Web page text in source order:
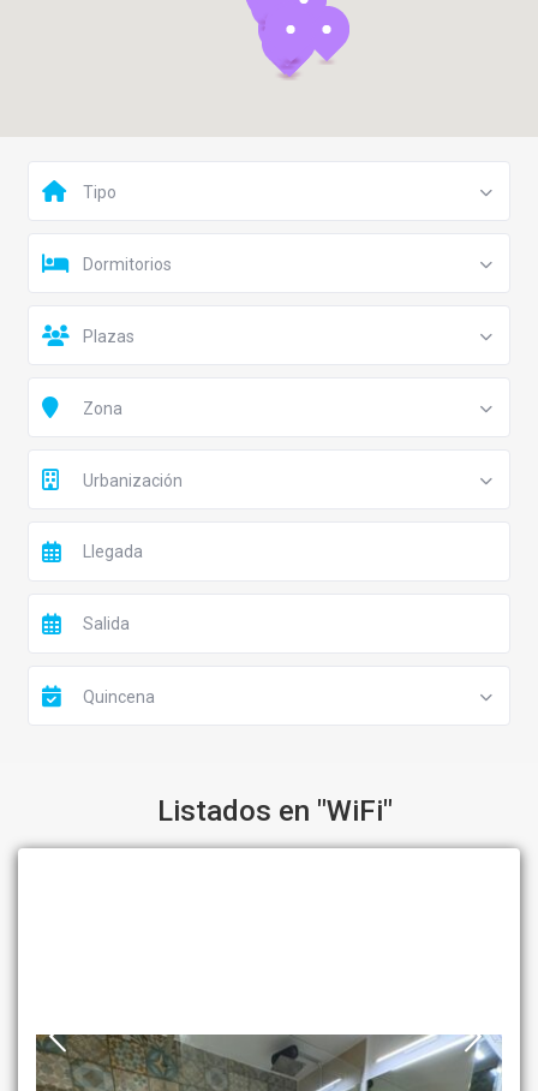
Tipo
Dormitorios
Plazas
Zona
Urbanización
Quincena
Listados en "WiFi"